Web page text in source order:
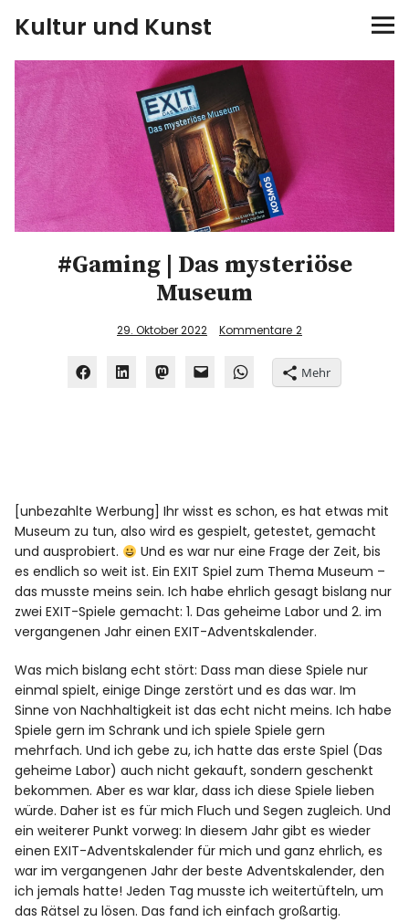
Kultur und Kunst
kultur & kunst
Ausstellungen
Spiele
Konzerte
Museen bei…
Bloggerreisen
Über mich
#Gaming | Das mysteriöse
Museum
29. Oktober 2022 Kommentare 2
Mehr
[unbezahlte Werbung] Ihr wisst es schon, es hat etwas mit
Museum zu tun, also wird es gespielt, getestet, gemacht
und ausprobiert.
Und es war nur eine Frage der Zeit, bis
es endlich so weit ist. Ein EXIT Spiel zum Thema Museum –
das musste meins sein. Ich habe ehrlich gesagt bislang nur
zwei EXIT-Spiele gemacht: 1. Das geheime Labor und 2. im
vergangenen Jahr einen EXIT-Adventskalender.
Was mich bislang echt stört: Dass man diese Spiele nur
einmal spielt, einige Dinge zerstört und es das war. Im
Sinne von Nachhaltigkeit ist das echt nicht meins. Ich habe
Spiele gern im Schrank und ich spiele Spiele gern
mehrfach. Und ich gebe zu, ich hatte das erste Spiel (Das
geheime Labor) auch nicht gekauft, sondern geschenkt
bekommen. Aber es war klar, dass ich diese Spiele lieben
würde. Daher ist es für mich Fluch und Segen zugleich. Und
ein weiterer Punkt vorweg: In diesem Jahr gibt es wieder
einen EXIT-Adventskalender für mich und ganz ehrlich, es
war im vergangenen Jahr der beste Adventskalender, den
ich jemals hatte! Jeden Tag musste ich weitertüfteln, um
das Rätsel zu lösen. Das fand ich einfach großartig.